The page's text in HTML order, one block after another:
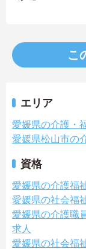
こ
エリア
愛媛県の介護・
愛媛県松山市の
資格
愛媛県の介護福
愛媛県の社会福
愛媛県の介護職
求人
愛媛県の社会福